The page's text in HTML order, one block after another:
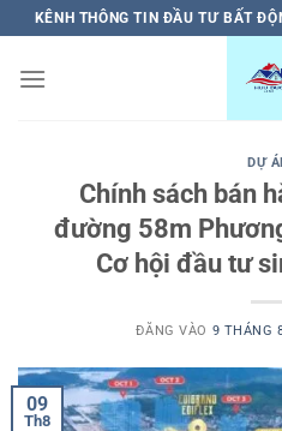
qua
nội
KÊNH THÔNG TIN ĐẦU TƯ BẤT
DỰ
Chính sách bán
đường 58m
Cơ hội đầu tư
ĐĂNG VÀO 9 THÁNG
09
Th8